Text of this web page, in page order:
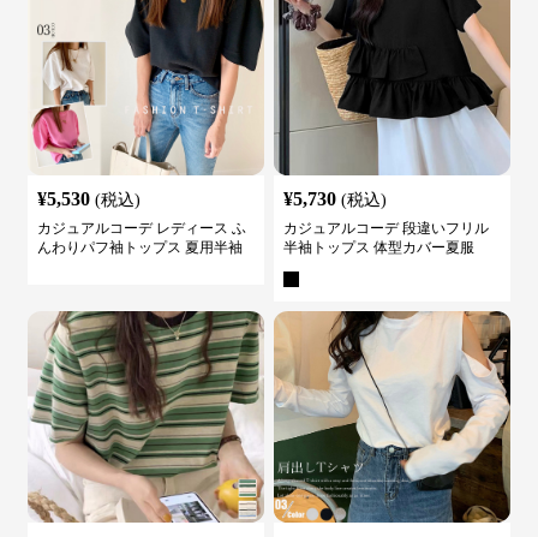
¥5,530 (税込)
カジュアルコーデ レディース ふ
んわりパフ袖トップス 夏用半袖
¥5,730 (税込)
カジュアルコーデ 段違いフリル
半袖トップス 体型カバー夏服